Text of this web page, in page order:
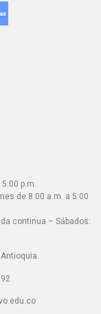
p.m.
de 8:00 a.m. a 5:00
continua – Sábados: